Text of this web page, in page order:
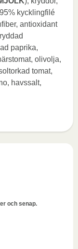
kycklingfilé
antioxidant
paprika,
olivolja,
tomat,
havssalt,
och senap.